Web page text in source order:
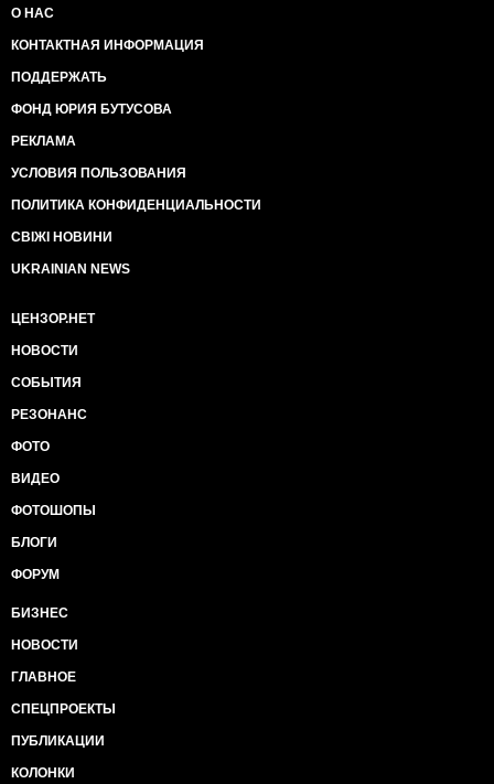
О НАС
КОНТАКТНАЯ ИНФОРМАЦИЯ
ПОДДЕРЖАТЬ
ФОНД ЮРИЯ БУТУСОВА
РЕКЛАМА
УСЛОВИЯ ПОЛЬЗОВАНИЯ
ПОЛИТИКА КОНФИДЕНЦИАЛЬНОСТИ
СВІЖІ НОВИНИ
UKRAINIAN NEWS
ЦЕНЗОР.НЕТ
НОВОСТИ
СОБЫТИЯ
РЕЗОНАНС
ФОТО
ВИДЕО
ФОТОШОПЫ
БЛОГИ
ФОРУМ
БИЗНЕС
НОВОСТИ
ГЛАВНОЕ
СПЕЦПРОЕКТЫ
ПУБЛИКАЦИИ
КОЛОНКИ